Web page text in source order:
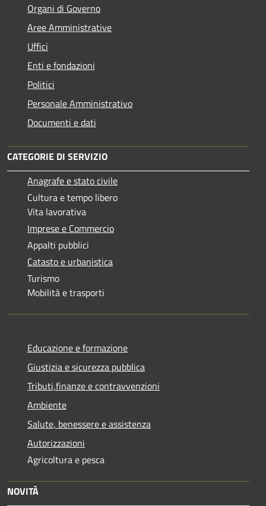
Organi di Governo
Aree Amministrative
Uffici
Enti e fondazioni
Politici
Personale Amministrativo
Documenti e dati
CATEGORIE DI SERVIZIO
Anagrafe e stato civile
Cultura e tempo libero
Vita lavorativa
Imprese e Commercio
Appalti pubblici
Catasto e urbanistica
Turismo
Mobilità e trasporti
Educazione e formazione
Giustizia e sicurezza pubblica
Tributi,finanze e contravvenzioni
Ambiente
Salute, benessere e assistenza
Autorizzazioni
Agricoltura e pesca
NOVITÀ